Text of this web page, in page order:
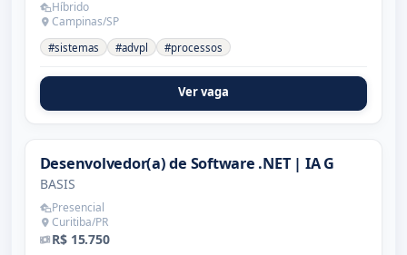
Híbrido
Campinas/SP
#sistemas #advpl #processos
Ver vaga
Desenvolvedor(a) de Software .NET | IA G
BASIS
Presencial
Curitiba/PR
R$ 15.750